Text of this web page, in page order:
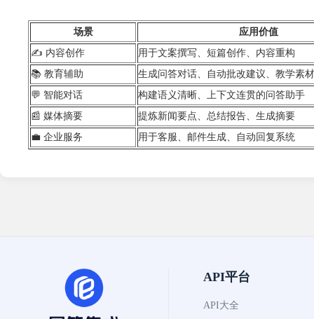
场景
应用价值
✍️ 内容创作
用于文案撰写、短篇创作
📚 教育辅助
生成问答对话、自动批改建议、教学素材
💬 智能对话
构建语义清晰、上下文连贯的问答助手
📰 媒体摘要
提炼新闻要点、总结报告、生成摘要
💼 企业服务
用于客服、邮件生成、自动回复系统
API平台
API大全